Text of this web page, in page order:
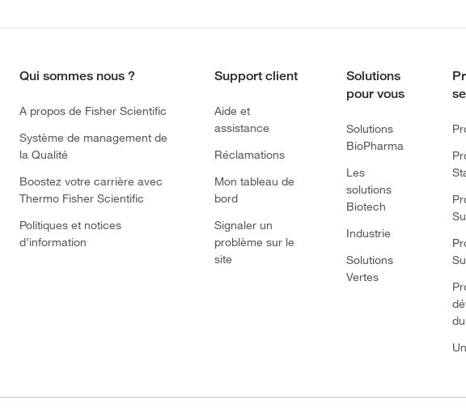
Qui sommes nous ?
A propos de Fisher Scientific
Système de management de
la Qualité
Boostez votre carrière avec
Thermo Fisher Scientific
Politiques et notices
d’information
Support client
Aide et
assistance
Réclamations
Mon tableau de
bord
Signaler un
problème sur le
site
Solutions
pour vous
Solutions
BioPharma
Les
solutions
Biotech
Industrie
Solutions
Vertes